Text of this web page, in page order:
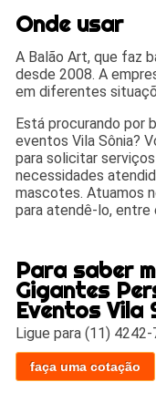
Onde usar
A Balão Art, que faz
desde 2008. A
em diferentes
Está procurando por
eventos Vila Sônia?
para solicitar
necessidades
mascotes. Atuamos
para atendê-lo, entre
Para saber
Gigantes
Eventos Vila
Ligue para(11) 4242-
faça uma cotação